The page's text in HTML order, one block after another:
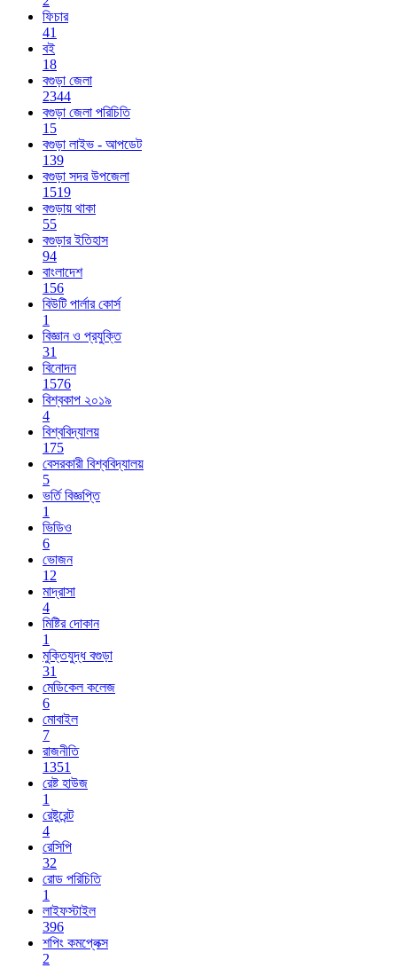
ফিচার
41
বই
18
বগুড়া জেলা
2344
বগুড়া জেলা পরিচিতি
15
বগুড়া লাইভ - আপডেট
139
বগুড়া সদর উপজেলা
1519
বগুড়ায় থাকা
55
বগুড়ার ইতিহাস
94
বাংলাদেশ
156
বিউটি পার্লার কোর্স
1
বিজ্ঞান ও প্রযুক্তি
31
বিনোদন
1576
বিশ্বকাপ ২০১৯
4
বিশ্ববিদ্যালয়
175
বেসরকারী বিশ্ববিদ্যালয়
5
ভর্তি বিজ্ঞপ্তি
1
ভিডিও
6
ভোজন
12
মাদ্রাসা
4
মিষ্টির দোকান
1
মুক্তিযুদ্ধ বগুড়া
31
মেডিকেল কলেজ
6
মোবাইল
7
রাজনীতি
1351
রেষ্ট হাউজ
1
রেষ্টুরেন্ট
4
রেসিপি
32
রোড পরিচিতি
1
লাইফস্টাইল
396
শপিং কমপ্লেক্স
2